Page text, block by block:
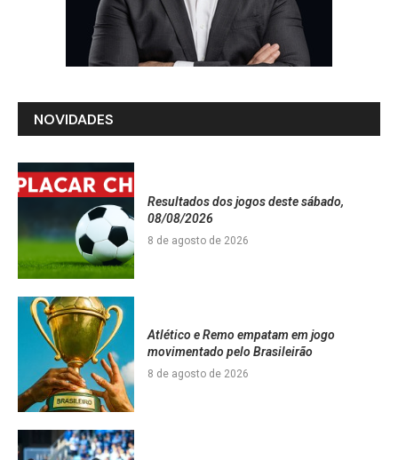
NOVIDADES
Resultados dos jogos deste sábado,
08/08/2026
8 de agosto de 2026
Atlético e Remo empatam em jogo
movimentado pelo Brasileirão
8 de agosto de 2026